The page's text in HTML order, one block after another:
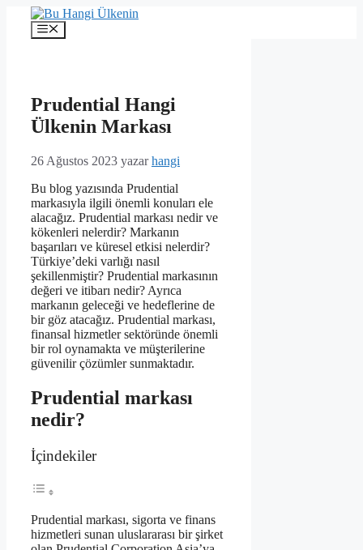
İçeriğe
Menü
Prudential Hangi
Ülkenin Markası
26 Ağustos 2023 yazarhangi
Bu blog yazısında Prudential
markasıyla ilgili önemli konuları ele
alacağız. Prudential markası nedir ve
kökenleri nelerdir? Markanın
başarıları ve küresel etkisi nelerdir?
Türkiye’deki varlığı nasıl
şekillenmiştir? Prudential markasının
değeri ve itibarı nedir? Ayrıca
markanın geleceği ve hedeflerine de
bir göz atacağız. Prudential markası,
finansal hizmetler sektöründe önemli
bir rol oynamakta ve müşterilerine
güvenilir çözümler sunmaktadır.
Prudential markası
nedir?
İçindekiler
Prudential markası, sigorta ve finans
hizmetleri sunan uluslararası bir şirket